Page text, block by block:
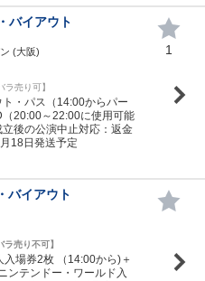
バイアウト
(大阪)
ラ売り可】
・パス（14:00からパー
20:00～22:00に使用可能
後の公演中止対応：返金
18日発送予定
1
バイアウト
ラ売り不可】
場券2枚 （14:00から)＋
ンテンドー・ワールド入